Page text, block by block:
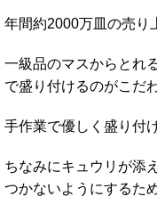
年間約2000万皿の売り
一級品のマスからとれ
で盛り付けるのがこだ
手作業で優しく盛り付
ちなみにキュウリが添
つかないようにするた